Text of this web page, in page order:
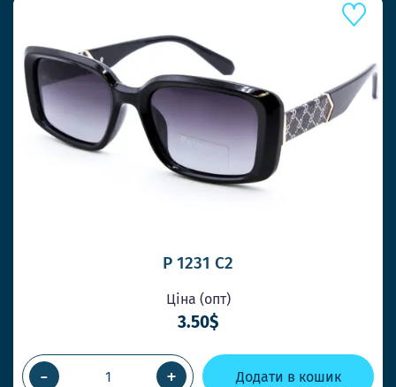
P 1231 C2
Ціна (опт)
3.50$
- + Додати в кошик